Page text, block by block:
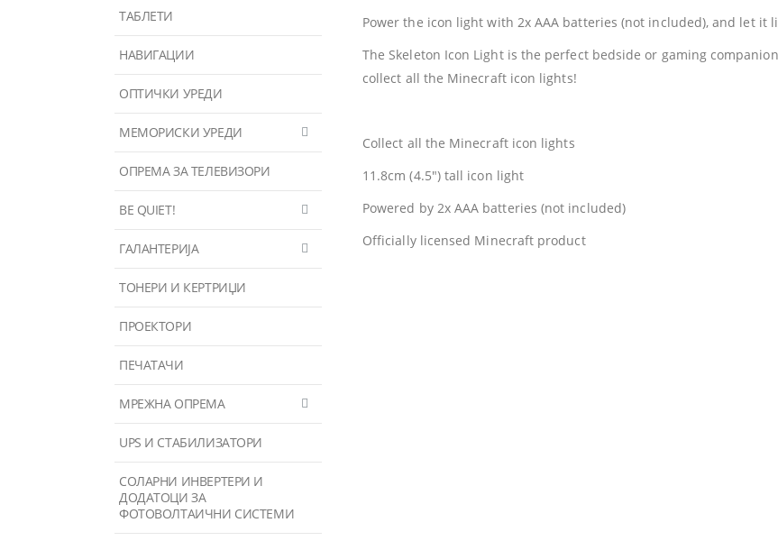
Power the icon light with 2x AAA batteries (not included), and let it
The Skeleton Icon Light is the perfect bedside or gaming
collect all the Minecraft icon lights!
Collect all the Minecraft icon lights
11.8cm (4.5″) tall icon light
Powered by 2x AAA batteries (not included)
Officially licensed Minecraft product
ТАБЛЕТИ
НАВИГАЦИИ
ОПТИЧКИ УРЕДИ
МЕМОРИСКИ УРЕДИ
ОПРЕМА ЗА ТЕЛЕВИЗОРИ
BE QUIET!
ГАЛАНТЕРИЈА
ТОНЕРИ И КЕРТРИЏИ
ПРОЕКТОРИ
ПЕЧАТАЧИ
МРЕЖНА ОПРЕМА
UPS И СТАБИЛИЗАТОРИ
СОЛАРНИ ИНВЕРТЕРИ И
ДОДАТОЦИ ЗА
ФОТОВОЛТАИЧНИ СИСТЕМИ